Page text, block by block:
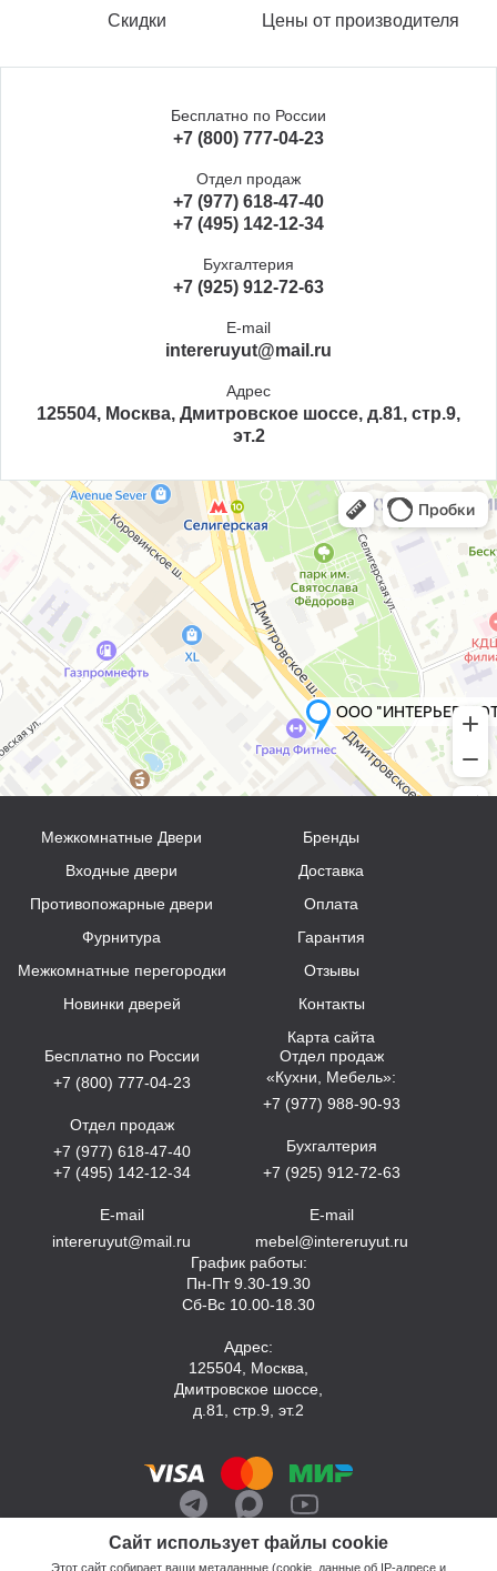
Скидки Цены от производителя
Бесплатно по России
+7 (800) 777-04-23
Отдел продаж
+7 (977) 618-47-40
+7 (495) 142-12-34
Бухгалтерия
+7 (925) 912-72-63
E-mail
intereruyut@mail.ru
Адрес
125504, Москва, Дмитровское шоссе, д.81, стр.9,
эт.2
Сайт использует файлы cookie
Этот сайт собирает ваши метаданные (cookie, данные об IP-адресе и
Межкомнатные Двери
Входные двери
Противопожарные двери
Фурнитура
Межкомнатные перегородки
Новинки дверей
Бренды
Доставка
Оплата
Гарантия
Отзывы
Контакты
Карта сайта
Бесплатно по России
+7 (800) 777-04-23
Отдел продаж
+7 (977) 618-47-40
+7 (495) 142-12-34
E-mail
intereruyut@mail.ru
Отдел продаж
«Кухни, Мебель»:
+7 (977) 988-90-93
Бухгалтерия
+7 (925) 912-72-63
E-mail
mebel@intereruyut.ru
График работы:
Пн-Пт 9.30-19.30
Сб-Вс 10.00-18.30
Адрес:
125504, Москва,
Дмитровское шоссе,
д.81, стр.9, эт.2